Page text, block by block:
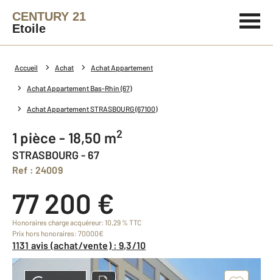
CENTURY 21
Etoile
Accueil Achat Achat Appartement
Achat Appartement Bas-Rhin (67)
Achat Appartement STRASBOURG (67100)
1 pièce - 18,50 m2
STRASBOURG - 67
Ref : 24009
77 200 €
Honoraires charge acquéreur: 10,29 % TTC
Prix hors honoraires: 70000€
1131 avis (achat/vente) : 9,3/10